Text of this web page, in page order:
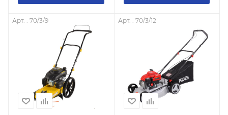
Арт. : 70/3/9 Арт. : 70/3/12